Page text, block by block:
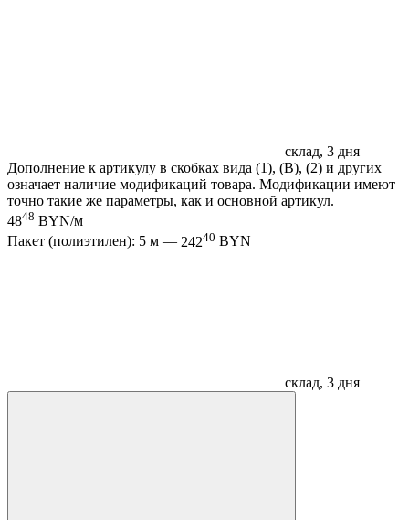
склад, 3 дня
Дополнение к артикулу в скобках вида (1), (B), (2) и других
означает наличие модификаций товара. Модификации имеют
точно такие же параметры, как и основной артикул.
4848 BYN/м
Пакет (полиэтилен): 5 м — 24240 BYN
склад, 3 дня